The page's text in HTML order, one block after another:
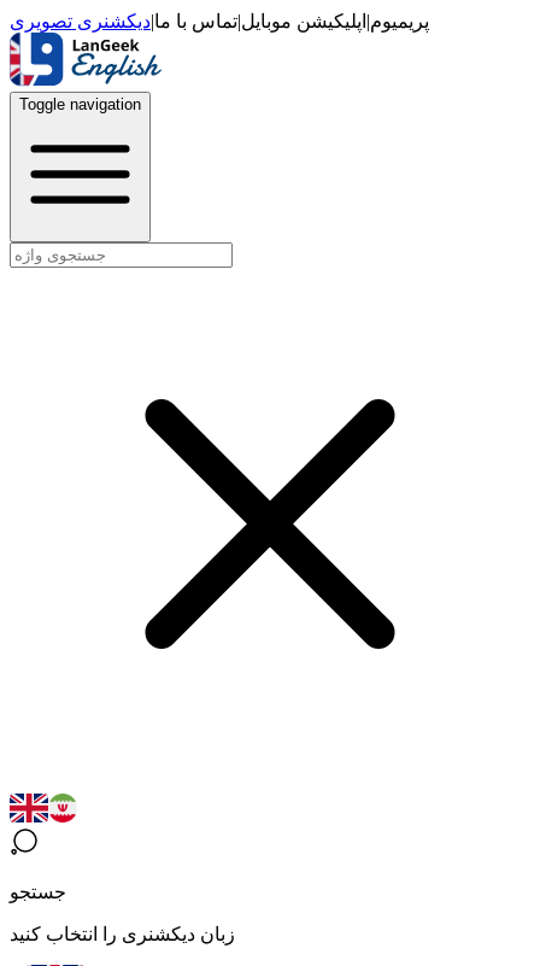
پریمیوم| اپلیکیشن موبایل|تماس با ما|دیکشنری تصویری
Toggle navigation
جستجو
زبان دیکشنری را انتخاب کنید